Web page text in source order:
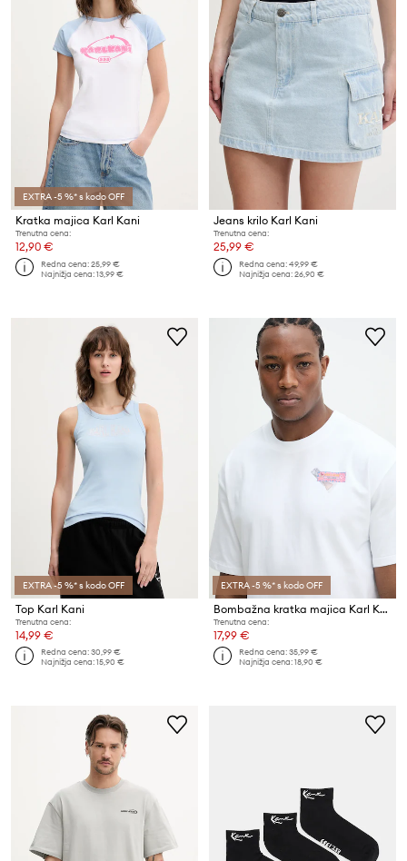
EXTRA -5 %* s kodo OFF
Kratka majica Karl Kani
Trenutna cena:
12,90 €
Redna cena:25,99 €
Najnižja cena:13,99 €
Jeans krilo Karl Kani
Trenutna cena:
25,99 €
Redna cena:49,99 €
Najnižja cena:26,90 €
EXTRA -5 %* s kodo OFF
Top Karl Kani
Trenutna cena:
14,99 €
Redna cena:30,99 €
Najnižja cena:15,90 €
EXTRA -5 %* s kodo OFF
Bombažna kratka majica Karl Kani
Trenutna cena:
17,99 €
Redna cena:35,99 €
Najnižja cena:18,90 €